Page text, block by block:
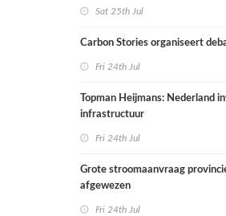
Sat 25th Jul
Carbon Stories organiseert
Fri 24th Jul
Topman Heijmans: Nederland
infrastructuur
Fri 24th Jul
Grote stroomaanvraag
afgewezen
Fri 24th Jul